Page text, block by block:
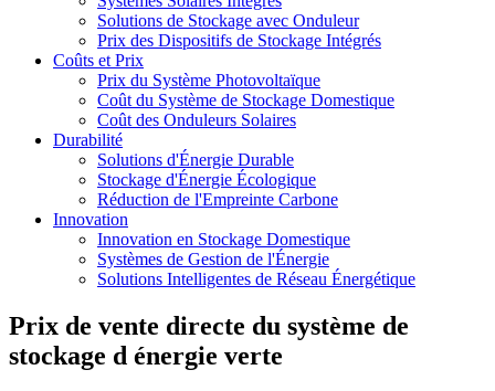
Solutions de Stockage avec Onduleur
Prix des Dispositifs de Stockage Intégrés
Coûts et Prix
Prix du Système Photovoltaïque
Coût du Système de Stockage Domestique
Coût des Onduleurs Solaires
Durabilité
Solutions d'Énergie Durable
Stockage d'Énergie Écologique
Réduction de l'Empreinte Carbone
Innovation
Innovation en Stockage Domestique
Systèmes de Gestion de l'Énergie
Solutions Intelligentes de Réseau Énergétique
Prix de vente directe du système de
stockage d énergie verte